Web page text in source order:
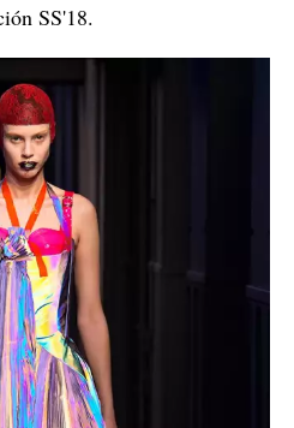
SS'18.